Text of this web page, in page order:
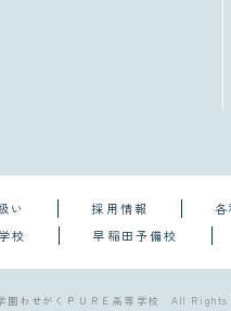
い 採用情報
校 早稲田予備校
園わせがくＰＵＲＥ高等学校 All